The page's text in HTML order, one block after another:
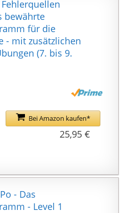
Crosstrainer Nova
macht dir den
in
Training
besonders leicht. Mit
Bedienbarkeit und
Mobilität. Dank den
Transportrollen kannst
Fehlerquellen
bewährte
für die
- mit zusätzlichen
(7. bis 9.
Bei Amazon kaufen*
25,95 €
- Das
- Level 1